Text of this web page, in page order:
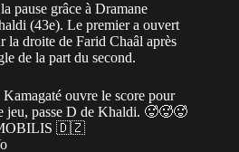
pause grâce à Dramane
(43e). Le premier a ouvert
la droite de Farid Chaâl après
de la part du second.
ouvre le score pour
jeu, passe D de Khaldi. 🥵🥵🥵
🇩🇿